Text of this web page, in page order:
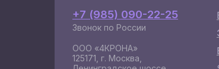
ООО «4КРОНА»
125171, г. Москва,
+7 (985) 090-22-25
Звонок по России